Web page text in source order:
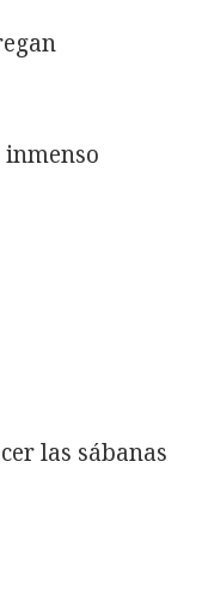
las sábanas